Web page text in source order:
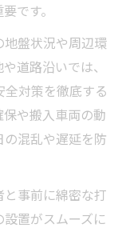
です。
盤状況や周辺環
道路沿いでは、
対策を徹底する
や搬入車両の動
混乱や遅延を防
事前に綿密な打
置がスムーズに